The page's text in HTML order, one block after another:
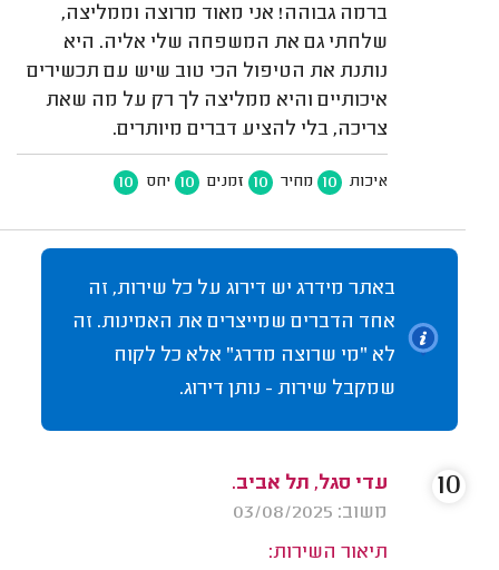
ברמה גבוהה! אני מאוד מרוצה וממליצה,
שלחתי גם את המשפחה שלי אליה. היא
נותנת את הטיפול הכי טוב שיש עם תכשירים
איכותיים והיא ממליצה לך רק על מה שאת
צריכה, בלי להציע דברים מיותרים.
איכות 10 מחיר 10 זמנים 10 יחס 10
באתר מידרג יש דירוג על כל שירות, זה
אחד הדברים שמייצרים את האמינות. זה
לא "מי שרוצה מדרג" אלא כל לקוח
שמקבל שירות - נותן דירוג.
עדי סגל, תל אביב.
משוב: 03/08/2025
תיאור השירות:
10